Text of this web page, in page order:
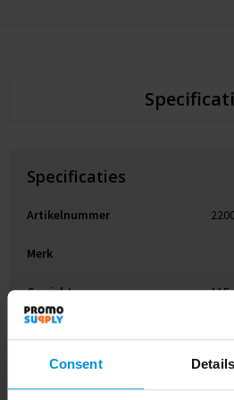
Consent Details
Specificaties
Artikelnummer
Merk
Gewicht 115
Diameter 9.45